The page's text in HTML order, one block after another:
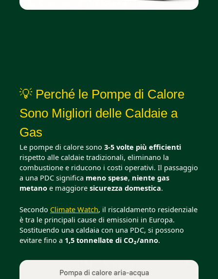
💡 Perché le Pompe di Calore
Sono Migliori delle Caldaie a
Gas
Le pompe di calore sono 3-5 volte più efficienti
rispetto alle caldaie tradizionali, eliminano la
combustione e riducono i costi operativi. Il passaggio
a una PDC significa meno spese, niente gas
metano e maggiore sicurezza domestica.
Secondo Climate Watch, il riscaldamento residenziale
è tra le principali cause di emissioni in Europa.
Sostituendo una caldaia con una PDC, si possono
evitare fino a 1,5 tonnellate di CO₂/anno.